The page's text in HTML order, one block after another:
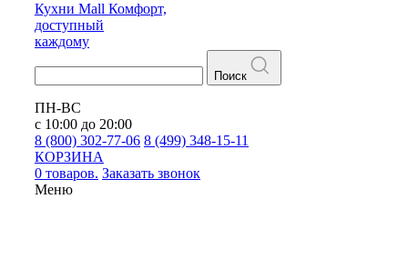
Кухни Mall Комфорт,
доступный
каждому
Поиск
ПН-ВС
с 10:00 до 20:00
8 (800) 302-77-06 8 (499) 348-15-11
КОРЗИНА
0 товаров. Заказать звонок
Меню